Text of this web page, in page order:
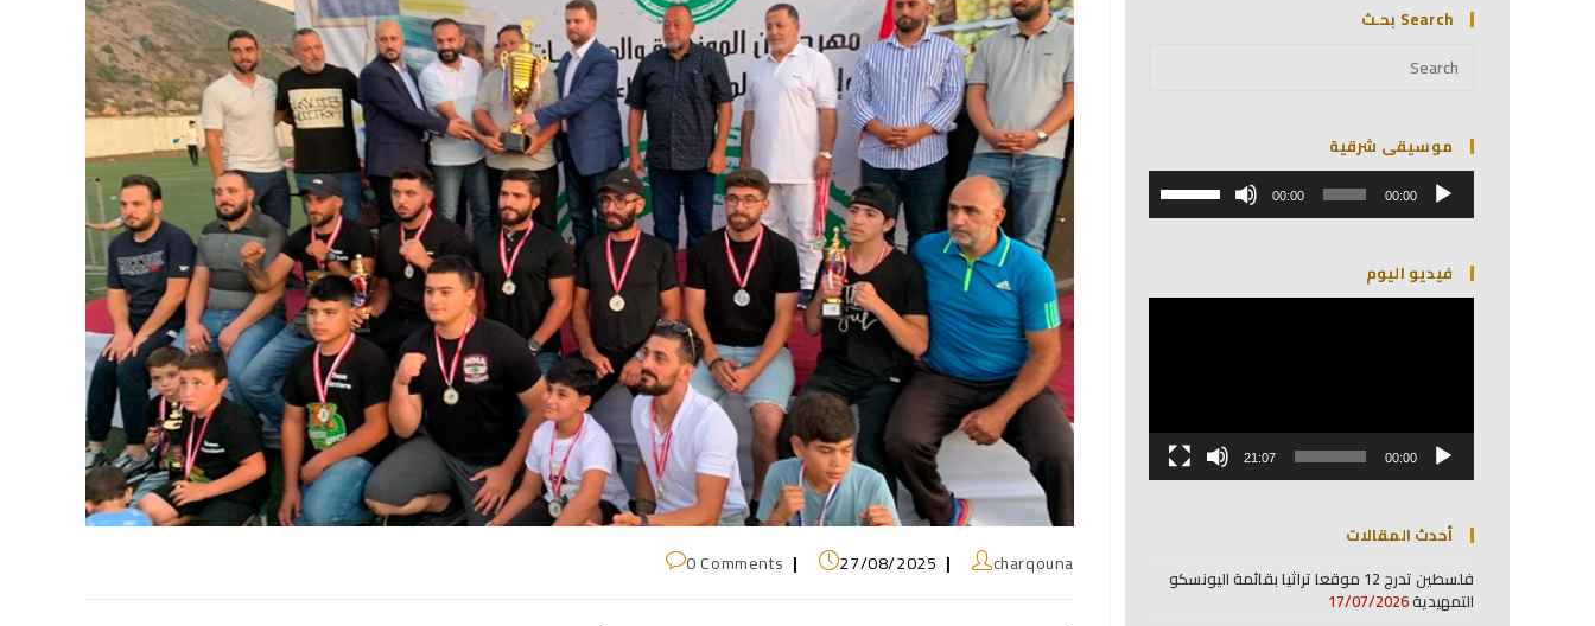
charqouna
27/08/2025
0 Comments
Search بحـث
موسيقى شرقية
مشغل
الصوت 00:00
00:00
مفاتيح
لزيادة
فيديو اليوم
مشغل
00:00
21:07
أحدث المقالات
فلسطين تدرج 12 موقعا تراثيا بقائمة اليونسكو
التمهيدية17/07/2026